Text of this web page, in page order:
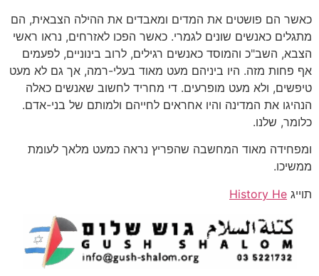
כאשר הם פושטים את המדים ומאבדים את ההילה הצבאית, הם
מתגלים כאנשים שונים לגמרי. כאשר הפכו לאזרחים, נראו ראשי
הצבא, השב"כ והמוסד כאנשים רגילים, לרוב בינוניים, לפעמים
אף פחות מזה. היו ביניהם מעט מאוד בעלי-רמה, אך גם לא מעט
טיפשים, ולא מעט מופרעים. די מחריד לחשוב שאנשים כאלה
הנהיגו את המדינה והיו אחראים לחייהם ולמותם של בני-אדם.
כלומר, שלנו.
ומפחידה מאוד המחשבה שהפריץ נראה כמעט מלאך לעומת
ממשיכו.
תוייג History He